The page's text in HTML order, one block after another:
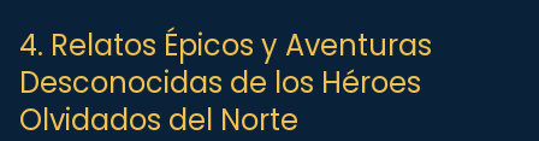
4. Relatos Épicos y Aventuras
Desconocidas de los Héroes
Olvidados del Norte